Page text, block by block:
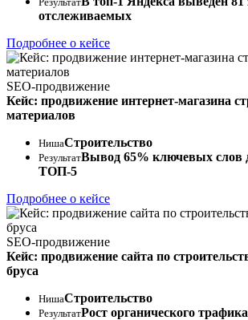
отслеживаемых
Подробнее о кейсе
SEO-продвижение
Кейс: продвижение интернет-магазина
материалов
НишаСтроительство
РезультатВывод 65% ключевых слов
ТОП-5
Подробнее о кейсе
SEO-продвижение
Кейс: продвижение сайта по
бруса
НишаСтроительство
РезультатРост органического